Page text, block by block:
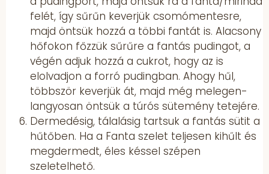
felét, így sűrűn keverjük csomómentesre,
majd öntsük hozzá a többi fantát is. Alacsony
hőfokon főzzük sűrűre a fantás pudingot, a
végén adjuk hozzá a cukrot, hogy az is
elolvadjon a forró pudingban. Ahogy hűl,
többször keverjük át, majd még melegen-
langyosan öntsük a túrós sütemény tetejére.
Dermedésig, tálalásig tartsuk a fantás sütit a
hűtőben. Ha a Fanta szelet teljesen kihűlt és
megdermedt, éles késsel szépen
szeletelhető.